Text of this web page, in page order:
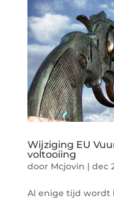
Wijziging EU
voltooiing
door Mcjovin | dec
Al enige tijd wordt